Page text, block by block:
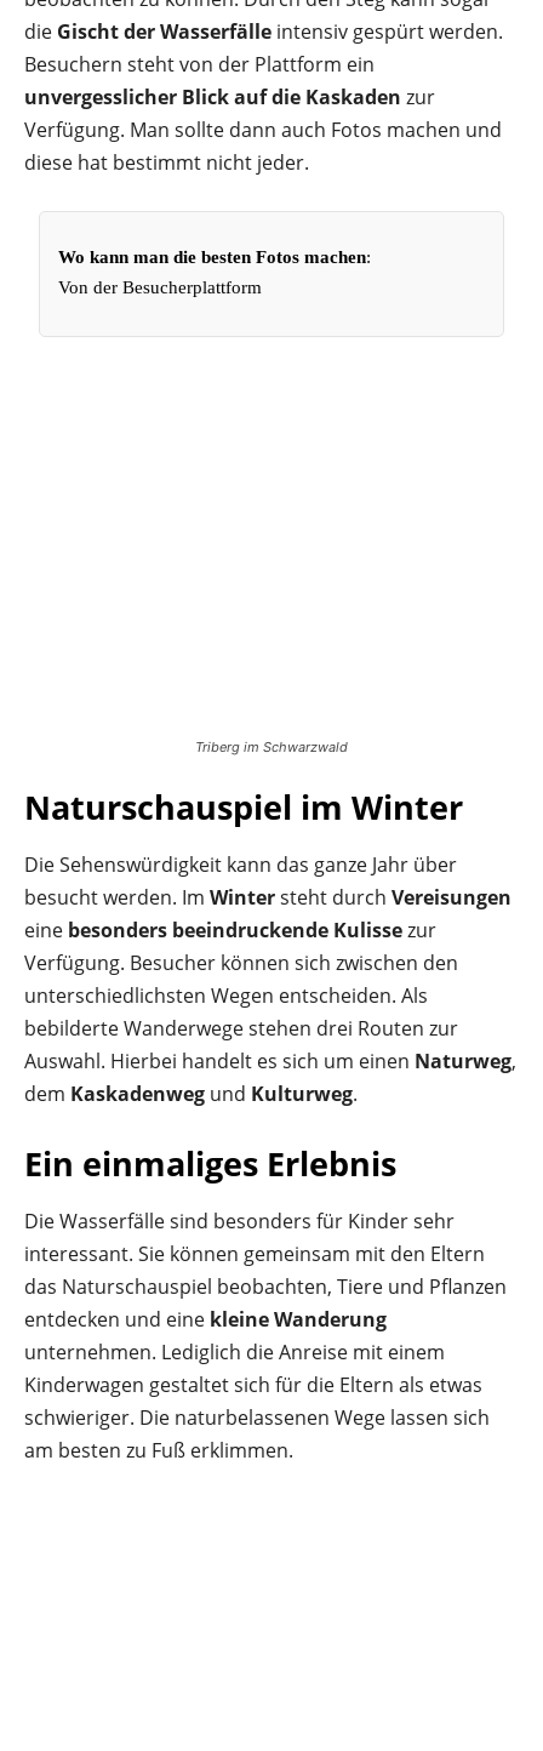
die Gischt der Wasserfälle intensiv gespürt werden.
Besuchern steht von der Plattform ein
unvergesslicher Blick auf die Kaskaden zur
Verfügung. Man sollte dann auch Fotos machen und
diese hat bestimmt nicht jeder.
Wo kann man die besten Fotos machen:
Von der Besucherplattform
Triberg im Schwarzwald
Naturschauspiel im Winter
Die Sehenswürdigkeit kann das ganze Jahr über
besucht werden. Im Wintersteht durch Vereisungen
eine besonders beeindruckende Kulissezur
Verfügung. Besucher können sich zwischen den
unterschiedlichsten Wegen entscheiden. Als
bebilderte Wanderwege stehen drei Routen zur
Auswahl. Hierbei handelt es sich um einen Naturweg,
dem Kaskadenweg und Kulturweg.
Ein einmaliges Erlebnis
Die Wasserfälle sind besonders für Kinder sehr
interessant. Sie können gemeinsam mit den Eltern
das Naturschauspiel beobachten, Tiere und Pflanzen
entdecken und eine kleine Wanderung
unternehmen. Lediglich die Anreise mit einem
Kinderwagen gestaltet sich für die Eltern als etwas
schwieriger. Die naturbelassenen Wege lassen sich
am besten zu Fuß erklimmen.